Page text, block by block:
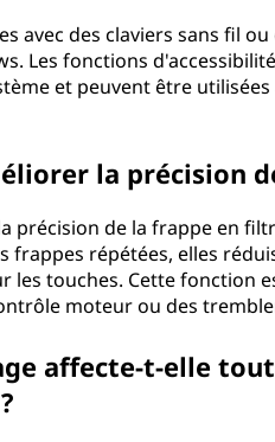
avec des claviers sans fil
Les fonctions
et peuvent être
la précision
précision de la frappe en
répétées, elles
les touches. Cette fonction
moteur ou des
affecte-t-elle